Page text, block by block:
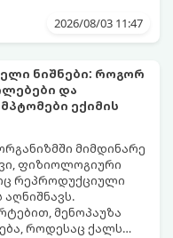
2026/08/03 11:47
ნიშნები: როგორ
და
ექიმის
მიმდინარე
ფიზიოლოგიური
რეპროდუქციული
მენოპაუზა
როდესაც ქალს